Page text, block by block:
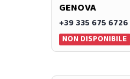
GENOVA
+39 335 675 6726
NON DISPONIBILE